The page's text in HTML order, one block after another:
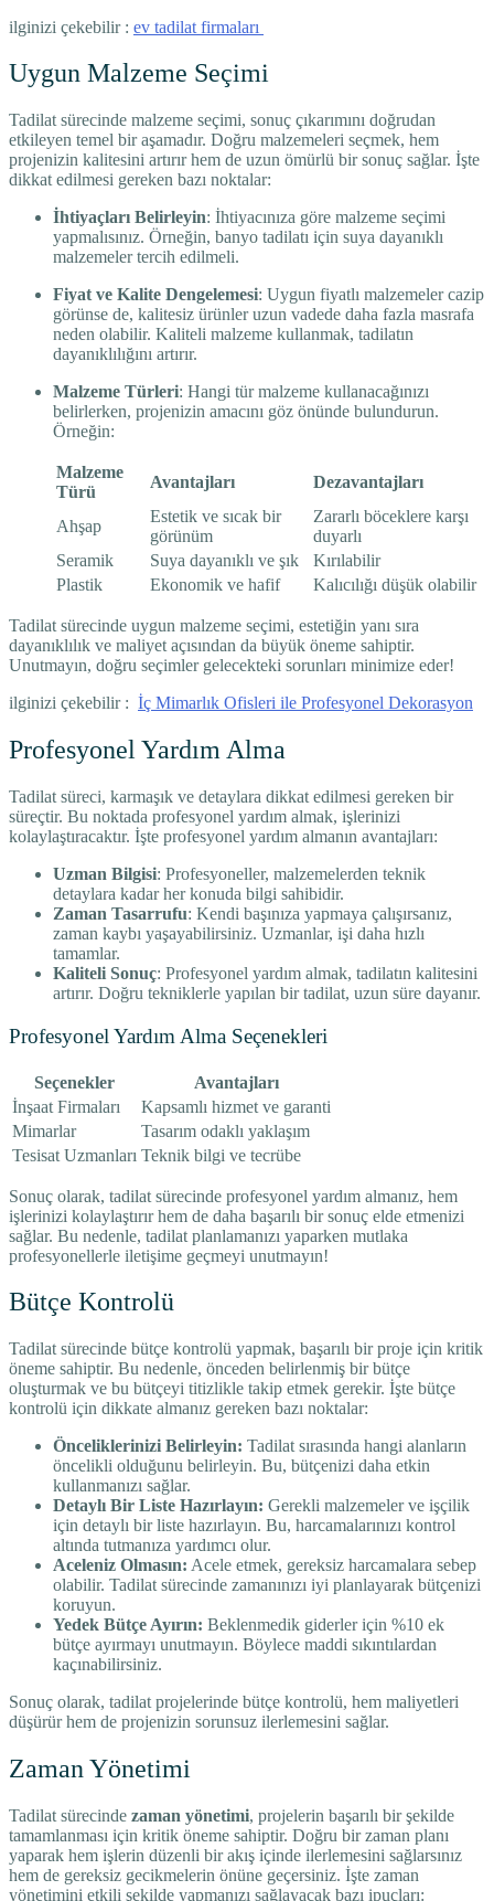
ilginizi çekebilir : ev tadilat firmaları
Uygun Malzeme Seçimi
Tadilat sürecinde malzeme seçimi, sonuç çıkarımını doğrudan
etkileyen temel bir aşamadır. Doğru malzemeleri seçmek, hem
projenizin kalitesini artırır hem de uzun ömürlü bir sonuç sağlar. İşte
dikkat edilmesi gereken bazı noktalar:
İhtiyaçları Belirleyin: İhtiyacınıza göre malzeme seçimi
yapmalısınız. Örneğin, banyo tadilatı için suya dayanıklı
malzemeler tercih edilmeli.
Fiyat ve Kalite Dengelemesi: Uygun fiyatlı malzemeler cazip
görünse de, kalitesiz ürünler uzun vadede daha fazla masrafa
neden olabilir. Kaliteli malzeme kullanmak, tadilatın
dayanıklılığını artırır.
Malzeme Türleri: Hangi tür malzeme kullanacağınızı
belirlerken, projenizin amacını göz önünde bulundurun.
Örneğin:
Malzeme
Türü
Avantajları Dezavantajları
Ahşap
Estetik ve sıcak bir
görünüm
Zararlı böceklere karşı
duyarlı
Seramik
Suya dayanıklı ve şık
Kırılabilir
Plastik
Ekonomik ve hafif Kalıcılığı düşük olabilir
Tadilat sürecinde uygun malzeme seçimi, estetiğin yanı sıra
dayanıklılık ve maliyet açısından da büyük öneme sahiptir.
Unutmayın, doğru seçimler gelecekteki sorunları minimize eder!
ilginizi çekebilir : İç Mimarlık Ofisleri ile Profesyonel Dekorasyon
Profesyonel Yardım Alma
Tadilat süreci, karmaşık ve detaylara dikkat edilmesi gereken bir
süreçtir. Bu noktada profesyonel yardım almak, işlerinizi
kolaylaştıracaktır. İşte profesyonel yardım almanın avantajları:
Uzman Bilgisi: Profesyoneller, malzemelerden teknik
detaylara kadar her konuda bilgi sahibidir.
Zaman Tasarrufu: Kendi başınıza yapmaya çalışırsanız,
zaman kaybı yaşayabilirsiniz. Uzmanlar, işi daha hızlı
tamamlar.
Kaliteli Sonuç: Profesyonel yardım almak, tadilatın kalitesini
artırır. Doğru tekniklerle yapılan bir tadilat, uzun süre dayanır.
Profesyonel Yardım Alma Seçenekleri
Seçenekler
Avantajları
İnşaat Firmaları
Kapsamlı hizmet ve garanti
Mimarlar
Tasarım odaklı yaklaşım
Tesisat Uzmanları Teknik bilgi ve tecrübe
Sonuç olarak, tadilat sürecinde profesyonel yardım almanız, hem
işlerinizi kolaylaştırır hem de daha başarılı bir sonuç elde etmenizi
sağlar. Bu nedenle, tadilat planlamanızı yaparken mutlaka
profesyonellerle iletişime geçmeyi unutmayın!
Bütçe Kontrolü
Tadilat sürecinde bütçe kontrolü yapmak, başarılı bir proje için kritik
öneme sahiptir. Bu nedenle, önceden belirlenmiş bir bütçe
oluşturmak ve bu bütçeyi titizlikle takip etmek gerekir. İşte bütçe
kontrolü için dikkate almanız gereken bazı noktalar:
Önceliklerinizi Belirleyin: Tadilat sırasında hangi alanların
öncelikli olduğunu belirleyin. Bu, bütçenizi daha etkin
kullanmanızı sağlar.
Detaylı Bir Liste Hazırlayın: Gerekli malzemeler ve işçilik
için detaylı bir liste hazırlayın. Bu, harcamalarınızı kontrol
altında tutmanıza yardımcı olur.
Aceleniz Olmasın: Acele etmek, gereksiz harcamalara sebep
olabilir. Tadilat sürecinde zamanınızı iyi planlayarak bütçenizi
koruyun.
Yedek Bütçe Ayırın: Beklenmedik giderler için %10 ek
bütçe ayırmayı unutmayın. Böylece maddi sıkıntılardan
kaçınabilirsiniz.
Sonuç olarak, tadilat projelerinde bütçe kontrolü, hem maliyetleri
düşürür hem de projenizin sorunsuz ilerlemesini sağlar.
Zaman Yönetimi
Tadilat sürecinde zaman yönetimi, projelerin başarılı bir şekilde
tamamlanması için kritik öneme sahiptir. Doğru bir zaman planı
yaparak hem işlerin düzenli bir akış içinde ilerlemesini sağlarsınız
hem de gereksiz gecikmelerin önüne geçersiniz. İşte zaman
yönetimini etkili şekilde yapmanızı sağlayacak bazı ipuçları: